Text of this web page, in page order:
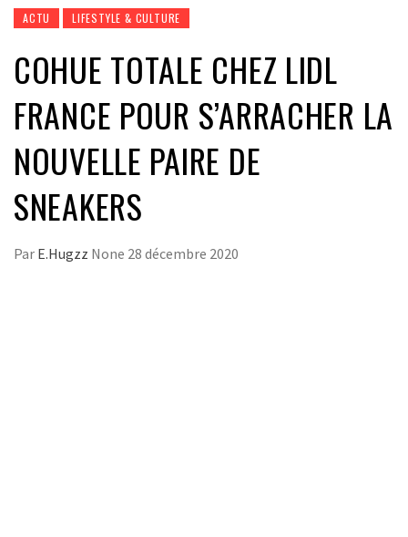
ACTU LIFESTYLE & CULTURE
COHUE TOTALE CHEZ LIDL
FRANCE POUR S’ARRACHER LA
NOUVELLE PAIRE DE
SNEAKERS
Par E.Hugzz None 28 décembre 2020